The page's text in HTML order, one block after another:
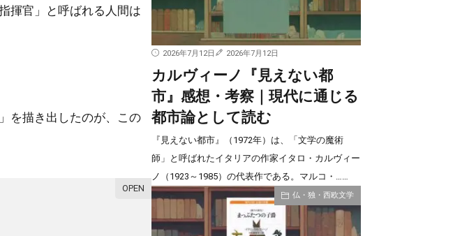
揮官」と呼ばれる人間は
を描き出したのが、この
2026年7月12日 2026年7月12日
カルヴィーノ『見えない都
市』感想・考察｜現代に通じる
都市論として読む
『見えない都市』（1972年）は、「文学の魔術
師」と呼ばれたイタリアの作家イタロ・カルヴィー
ノ（1923～1985）の代表作である。マルコ・……
仏・独・西欧文学